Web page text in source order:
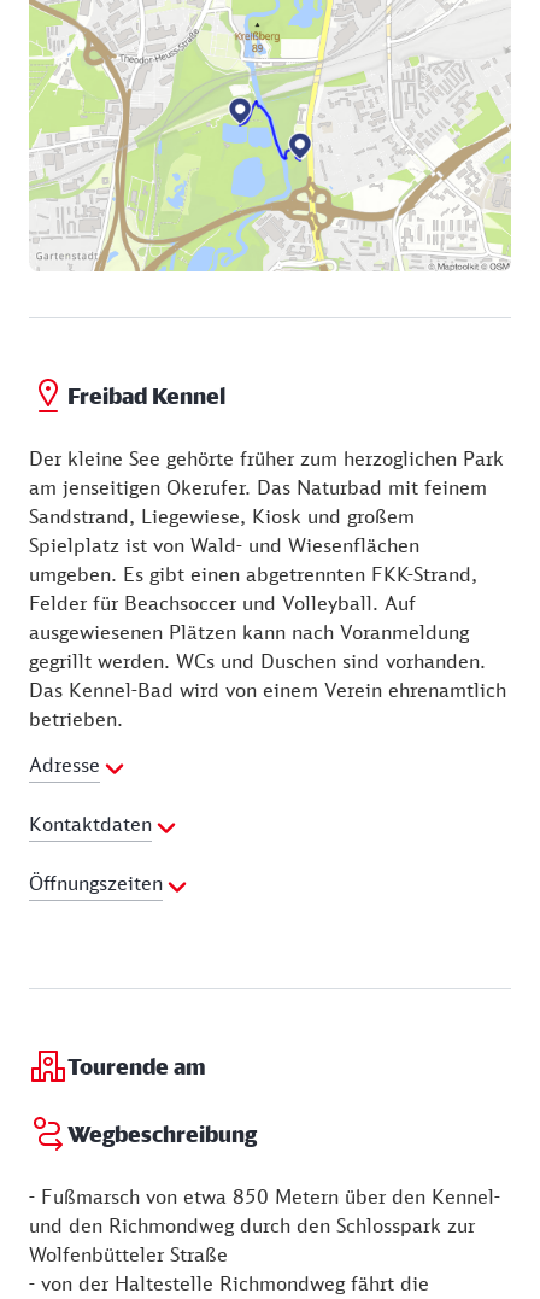
Freibad Kennel
Der kleine See gehörte früher zum herzoglichen Park
am jenseitigen Okerufer. Das Naturbad mit feinem
Sandstrand, Liegewiese, Kiosk und großem
Spielplatz ist von Wald- und Wiesenflächen
umgeben. Es gibt einen abgetrennten FKK-Strand,
Felder für Beachsoccer und Volleyball. Auf
ausgewiesenen Plätzen kann nach Voranmeldung
gegrillt werden. WCs und Duschen sind vorhanden.
Das Kennel-Bad wird von einem Verein ehrenamtlich
betrieben.
Adresse
Kontaktdaten
Webseite:http://www.kennel-bad.de
Öffnungszeiten
Samstag:10:00 - 20:00 Uhr
Tourende am
Wegbeschreibung
- Fußmarsch von etwa 850 Metern über den Kennel-
und den Richmondweg durch den Schlosspark zur
Wolfenbütteler Straße
- von der Haltestelle Richmondweg fährt die